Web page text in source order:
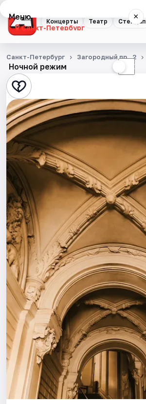
Концерты Театр Стендап
Меню ×
Санкт-Петербург
Концерты
Театр
Стендап
Выставки
Квесты
Экскурсии
Спорт
События
Города
Площадки
Артисты
Рейтинги
Ночной режим ☾
Санкт-Петербург Загородный пр., 2